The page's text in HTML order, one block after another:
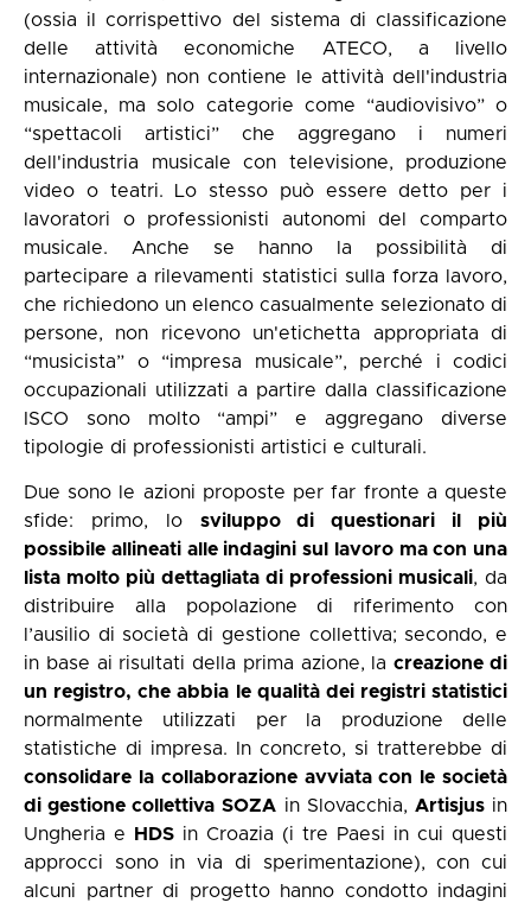
(ossia il corrispettivo del sistema di classificazione
delle attività economiche ATECO, a livello
internazionale) non contiene le attività dell'industria
musicale, ma solo categorie come “audiovisivo” o
“spettacoli artistici” che aggregano i numeri
dell'industria musicale con televisione, produzione
video o teatri. Lo stesso può essere detto per i
lavoratori o professionisti autonomi del comparto
musicale. Anche se hanno la possibilità di
partecipare a rilevamenti statistici sulla forza lavoro,
che richiedono un elenco casualmente selezionato di
persone, non ricevono un'etichetta appropriata di
“musicista” o “impresa musicale”, perché i codici
occupazionali utilizzati a partire dalla classificazione
ISCO sono molto “ampi” e aggregano diverse
tipologie di professionisti artistici e culturali.
Due sono le azioni proposte per far fronte a queste
sfide: primo, lo sviluppo di questionari il più
possibile allineati alle indagini sul lavoro ma con una
lista molto più dettagliata di professioni musicali, da
distribuire alla popolazione di riferimento con
l’ausilio di società di gestione collettiva; secondo, e
in base ai risultati della prima azione, lacreazione di
un registro, che abbia le qualità dei registri statistici
normalmente utilizzati per la produzione delle
statistiche di impresa. In concreto, si tratterebbe di
consolidare la collaborazione avviata con le società
di gestione collettiva SOZA in Slovacchia, Artisjusin
Ungheria e
HDS in Croazia (i tre Paesi in cui questi
approcci sono in via di sperimentazione), con cui
alcuni partner di progetto hanno condotto indagini